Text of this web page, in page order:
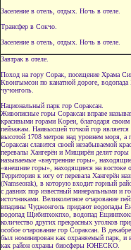
Заселение в отель, отдых. Ночь в отеле.
Трансфер в Сокчо.
Заселение в отель, отдых. Ночь в отеле.
Завтрак в отеле.
Поход на гору Сорак, посещение Храма
Квонгымсон по канатной дороге, водопада
чучонголь.
Национальный парк гор Сораксан.
Живописные горы Сораксан вправе
красивыми горами Кореи, благодаря
пейзажам. Наивысшей точкой гор
высотой 1708 метров над уровнем моря, а
Сораксан славится своей незабываемой
перевалы Хангерён и Мищирён делят горы
называемые «внутренние горы»,
«внешние горы», находящиеся на востоке
Территория к югу от перевала Хангерён
(Namseorak), в которую входит горный
с давних пор известный минеральными и
источниками. Великолепное очарование
впадины Чуджонголь придают водопады
водопад Щибипхокпхо, водопад
количество других прекрасных уголков
особое очарование гор Сораксан. В
был номинирован как охраняемый парк, и в
как район охраны биосферы ЮНЕСКО.